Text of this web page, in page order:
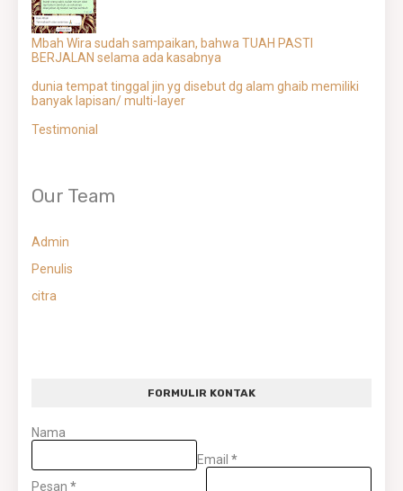
Mbah Wira sudah sampaikan, bahwa TUAH PASTI
BERJALAN selama ada kasabnya
dunia tempat tinggal jin yg disebut dg alam ghaib memiliki
banyak lapisan/ multi-layer
Testimonial
Our Team
Admin
Penulis
citra
FORMULIR KONTAK
Nama
Email *
Pesan *